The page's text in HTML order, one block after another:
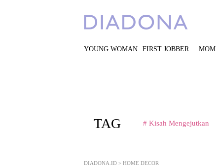
YOUNG WOMAN FIRST JOBBER MOM
TAG # Kisah Mengejutkan
DIADONA.ID > HOME DECOR